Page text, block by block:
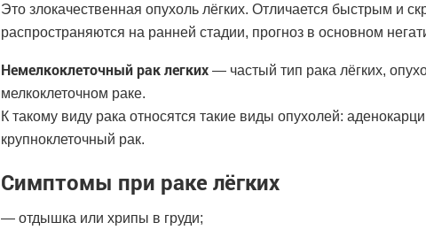
Это злокачественная опухоль лёгких. Отличается быстрым и
распространяются на ранней стадии, прогноз в основном
Немелкоклеточный рак легких — частый тип рака лёгких,
мелкоклеточном раке.
К такому виду рака относятся такие виды опухолей:
крупноклеточный рак.
Симптомы при раке лёгких
— отдышка или хрипы в груди;